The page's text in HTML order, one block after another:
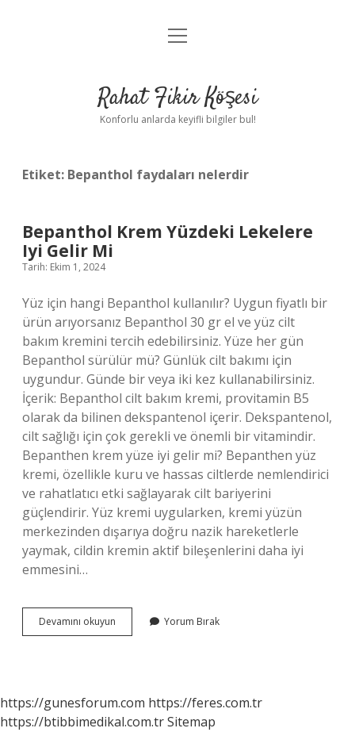
Anasayfa
Yasal Uyarı
menüyü
Rahat Fikir Köşesi
Konforlu anlarda keyifli bilgiler bul!
Etiket: Bepanthol faydaları nelerdir
Bepanthol Krem Yüzdeki Lekelere
Iyi Gelir Mi
Tarih: Ekim 1, 2024
Yüz için hangi Bepanthol kullanılır? Uygun fiyatlı bir
ürün arıyorsanız Bepanthol 30 gr el ve yüz cilt
bakım kremini tercih edebilirsiniz. Yüze her gün
Bepanthol sürülür mü? Günlük cilt bakımı için
uygundur. Günde bir veya iki kez kullanabilirsiniz.
İçerik: Bepanthol cilt bakım kremi, provitamin B5
olarak da bilinen dekspantenol içerir. Dekspantenol,
cilt sağlığı için çok gerekli ve önemli bir vitamindir.
Bepanthen krem yüze iyi gelir mi? Bepanthen yüz
kremi, özellikle kuru ve hassas ciltlerde nemlendirici
ve rahatlatıcı etki sağlayarak cilt bariyerini
güçlendirir. Yüz kremi uygularken, kremi yüzün
merkezinden dışarıya doğru nazik hareketlerle
yaymak, cildin kremin aktif bileşenlerini daha iyi
emmesini…
Devamını okuyun Bepanthol
Krem
Mi
Yorum Bırak
https://gunesforum.com https://feres.com.tr
https://btibbimedikal.com.trSitemap